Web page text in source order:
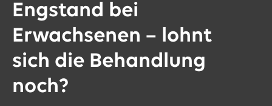
Engstand bei
Erwachsenen – lohnt
sich die Behandlung
noch?